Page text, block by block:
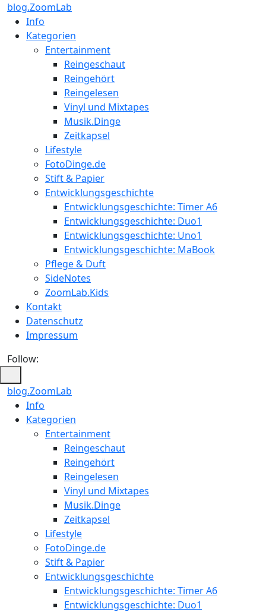
blog.ZoomLab
Info
Kategorien
Entertainment
Reingeschaut
Reingehört
Reingelesen
Vinyl und Mixtapes
Musik.Dinge
Zeitkapsel
Lifestyle
FotoDinge.de
Stift & Papier
Entwicklungsgeschichte
Entwicklungsgeschichte: Timer A6
Entwicklungsgeschichte: Duo1
Entwicklungsgeschichte: Uno1
Entwicklungsgeschichte: MaBook
Pflege & Duft
SideNotes
ZoomLab.Kids
Kontakt
Datenschutz
Impressum
Follow:
blog.ZoomLab
ZoomLab
//
Info
Kategorien
Entertainment
Reingeschaut
Reingehört
Reingelesen
Vinyl und Mixtapes
Musik.Dinge
Zeitkapsel
Lifestyle
FotoDinge.de
Stift & Papier
Entwicklungsgeschichte
Entwicklungsgeschichte: Timer A6
Entwicklungsgeschichte: Duo1